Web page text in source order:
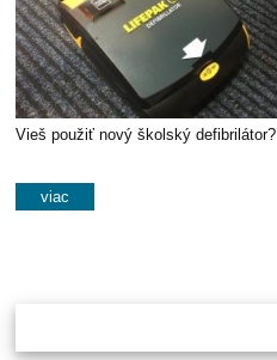
Vieš použiť nový školský defibrilátor?
viac